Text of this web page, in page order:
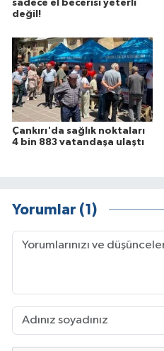
sadece el becerisi yeterli
değil!
Çankırı'da sağlık noktaları
4 bin 883 vatandaşa ulaştı
Yorumlar (1)